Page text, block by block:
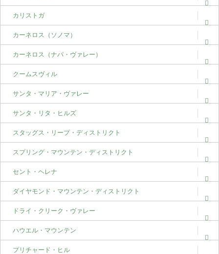
カリストガ
カーネロス（ソノマ）
カーネロス（ナパ・ヴァレー）
クームスヴィル
サンタ・マリア・ヴァレー
サンタ・リタ・ヒルズ
スタッグス・リープ・ディストリクト
スプリング・マウンテン・ディストリクト
セント・ヘレナ
ダイヤモンド・マウンテン・ディストリクト
ドライ・クリーク・ヴァレー
ハウエル・マウンテン
プリチャード・ヒル